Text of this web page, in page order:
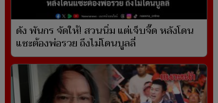
ดัง พันกร จัดให้! สวนนิ่ม แต่เจ็บจี๊ด หลังโดน
แซะต้องพ่อรวย ถึงไม่โดนบูลลี่